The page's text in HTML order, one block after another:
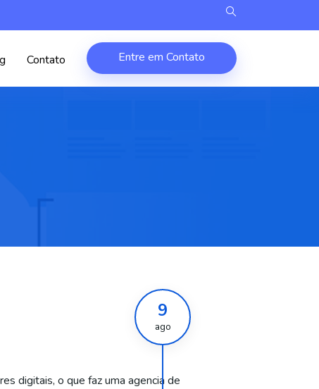
Contato Entre em Contato
9
ago
digitais, o que faz uma agencia de